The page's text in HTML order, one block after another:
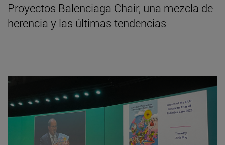
Proyectos Balenciaga Chair, una mezcla de
herencia y las últimas tendencias